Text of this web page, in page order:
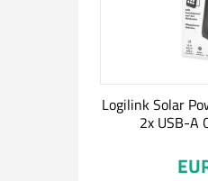
Logilink Solar
2x USB-A